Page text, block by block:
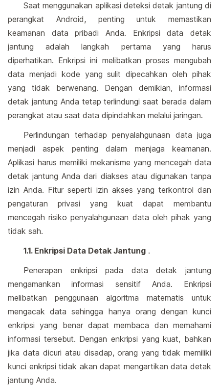
Saat menggunakan aplikasi deteksi detak jantung di
perangkat Android, penting untuk memastikan
keamanan data pribadi Anda. Enkripsi data detak
jantung adalah langkah pertama yang harus
diperhatikan. Enkripsi ini melibatkan proses mengubah
data menjadi kode yang sulit dipecahkan oleh pihak
yang tidak berwenang. Dengan demikian, informasi
detak jantung Anda tetap terlindungi saat berada dalam
perangkat atau saat data dipindahkan melalui jaringan.
Perlindungan terhadap penyalahgunaan data juga
menjadi aspek penting dalam menjaga keamanan.
Aplikasi harus memiliki mekanisme yang mencegah data
detak jantung Anda dari diakses atau digunakan tanpa
izin Anda. Fitur seperti izin akses yang terkontrol dan
pengaturan privasi yang kuat dapat membantu
mencegah risiko penyalahgunaan data oleh pihak yang
tidak sah.
1.1. Enkripsi Data Detak Jantung .
Penerapan enkripsi pada data detak jantung
mengamankan informasi sensitif Anda. Enkripsi
melibatkan penggunaan algoritma matematis untuk
mengacak data sehingga hanya orang dengan kunci
enkripsi yang benar dapat membaca dan memahami
informasi tersebut. Dengan enkripsi yang kuat, bahkan
jika data dicuri atau disadap, orang yang tidak memiliki
kunci enkripsi tidak akan dapat mengartikan data detak
jantung Anda.